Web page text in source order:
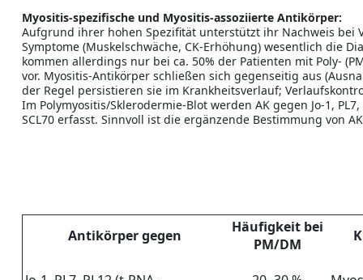
Myositis-spezifische und Myositis-assoziierte Antikörper:
Aufgrund ihrer hohen Spezifität unterstützt ihr Nachweis bei
Symptome (Muskelschwäche, CK-Erhöhung) wesentlich die
kommen allerdings nur bei ca. 50% der Patienten mit Poly-
vor. Myositis-Antikörper schließen sich gegenseitig aus
der Regel persistieren sie im Krankheitsverlauf;
Im Polymyositis/Sklerodermie-Blot werden AK gegen Jo-1, PL7,
SCL70 erfasst. Sinnvoll ist die ergänzende Bestimmung von AK
Antikörper gegen
Häufigkeit bei
PM/DM